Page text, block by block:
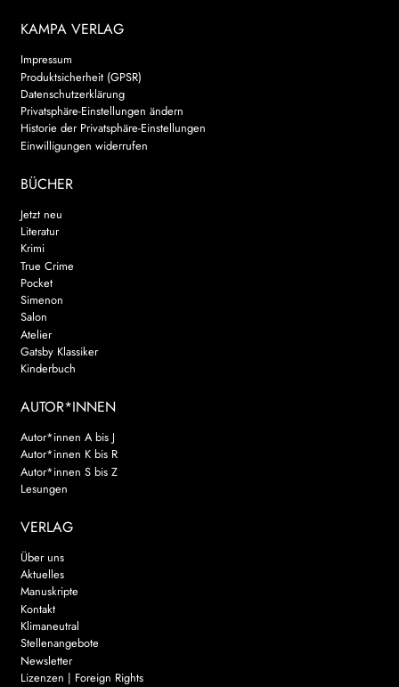
KAMPA VERLAG
Impressum
Produktsicherheit (GPSR)
Datenschutzerklärung
Privatsphäre-Einstellungen ändern
Historie der Privatsphäre-Einstellungen
Einwilligungen widerrufen
BÜCHER
Jetzt neu
Literatur
Krimi
True Crime
Pocket
Simenon
Salon
Atelier
Gatsby Klassiker
Kinderbuch
AUTOR*INNEN
Autor*innen A bis J
Autor*innen K bis R
Autor*innen S bis Z
Lesungen
VERLAG
Über uns
Aktuelles
Manuskripte
Kontakt
Klimaneutral
Stellenangebote
Newsletter
Lizenzen | Foreign Rights